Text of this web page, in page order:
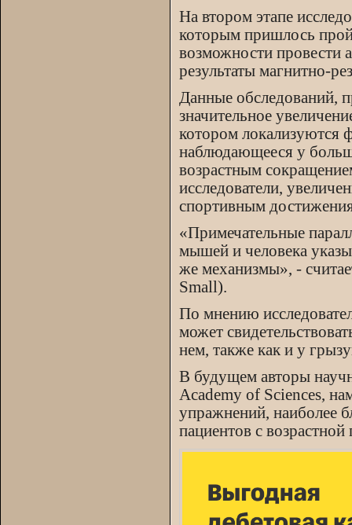
На втором этапе
которым пришлось
возможности провести
результаты магнитно-
Данные обследований,
значительное
котором локализуются
наблюдающееся у
возрастным
исследователи,
спортивным
«Примечательные
мышей и человека
же механизмы», -
Small).
По мнению
может
нем, также как и у
В будущем авторы
Academy of Sciences,
упражнений, наиболее
пациентов с